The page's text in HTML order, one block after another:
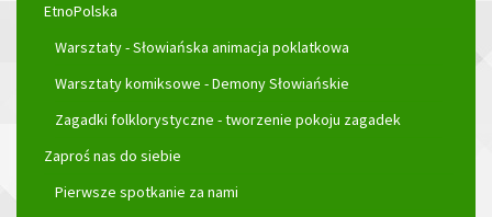
EtnoPolska
Warsztaty - Słowiańska animacja poklatkowa
Warsztaty komiksowe - Demony Słowiańskie
Zagadki folklorystyczne - tworzenie pokoju zagadek
Zaproś nas do siebie
Pierwsze spotkanie za nami